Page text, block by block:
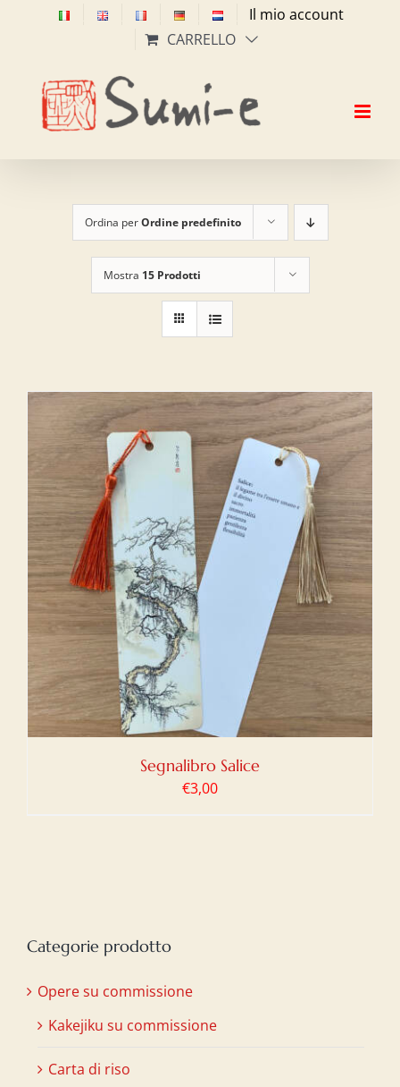
Il mio account
CARRELLO
Ordina perOrdine predefinito
Mostra 15 Prodotti
Segnalibro Salice
€3,00
Categorie prodotto
Opere su commissione
Kakejiku su commissione
Carta di riso